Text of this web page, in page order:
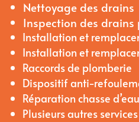
Nettoyage des drains
Inspection des drains
Installation et
Installation et
Raccords de plomberie
Dispositif anti-
Réparation chasse d’eau
Plusieurs autres